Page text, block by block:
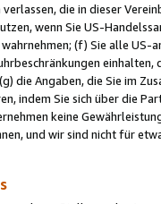
die in dieser
wenn Sie US-
(f) Sie alle
die Angaben, die Sie im
indem Sie sich über die
keine
und wir sind nicht für